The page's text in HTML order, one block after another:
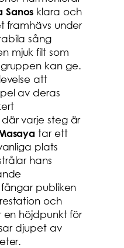
Sanos klara och
framhävs under
sång
mjuk filt som
kan ge.
att
av deras
varje steg är
tar ett
plats
hans
publiken
och
en höjdpunkt för
djupet av